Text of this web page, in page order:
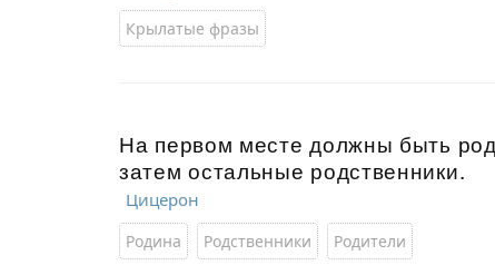
Крылатые фразы
На первом месте должны быть
затем остальные родственники.
Цицерон
Родина Родственники Родители